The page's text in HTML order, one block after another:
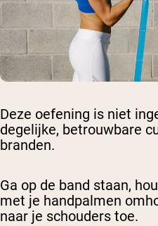
Deze oefening is niet
degelijke, betrouwbare
branden.
Ga op de band staan,
met je handpalmen
naar je schouders toe.